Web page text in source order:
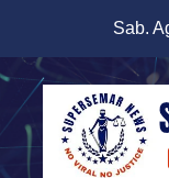
content
Sab.